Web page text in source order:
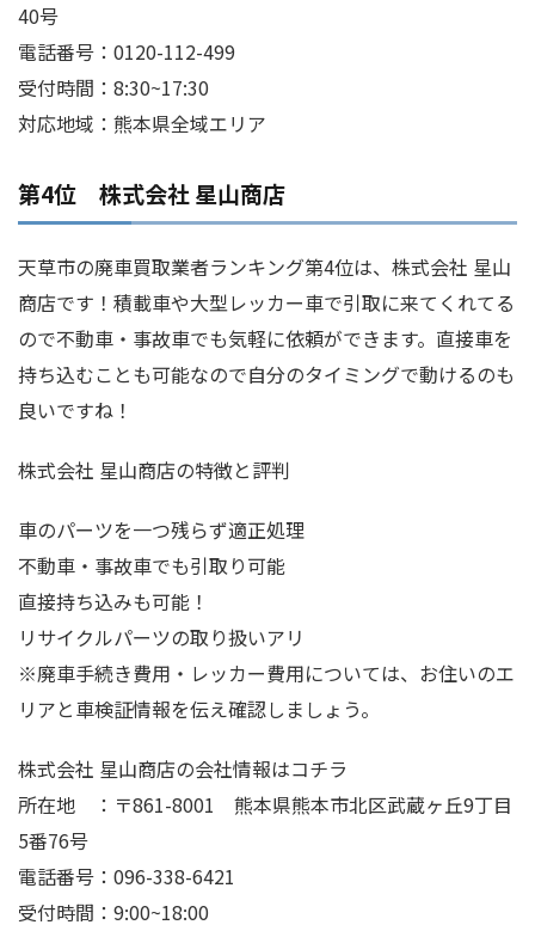
40号
電話番号：0120-112-499
受付時間：8:30~17:30
対応地域：熊本県全域エリア
第4位 株式会社 星山商店
天草市の廃車買取業者ランキング第4位は、株式会社 星山
商店です！積載車や大型レッカー車で引取に来てくれてる
ので不動車・事故車でも気軽に依頼ができます。直接車を
持ち込むことも可能なので自分のタイミングで動けるのも
良いですね！
株式会社 星山商店の特徴と評判
車のパーツを一つ残らず適正処理
不動車・事故車でも引取り可能
直接持ち込みも可能！
リサイクルパーツの取り扱いアリ
※廃車手続き費用・レッカー費用については、お住いのエ
リアと車検証情報を伝え確認しましょう。
株式会社 星山商店の会社情報はコチラ
所在地 ：〒861-8001 熊本県熊本市北区武蔵ヶ丘9丁目
5番76号
電話番号：096-338-6421
受付時間：9:00~18:00